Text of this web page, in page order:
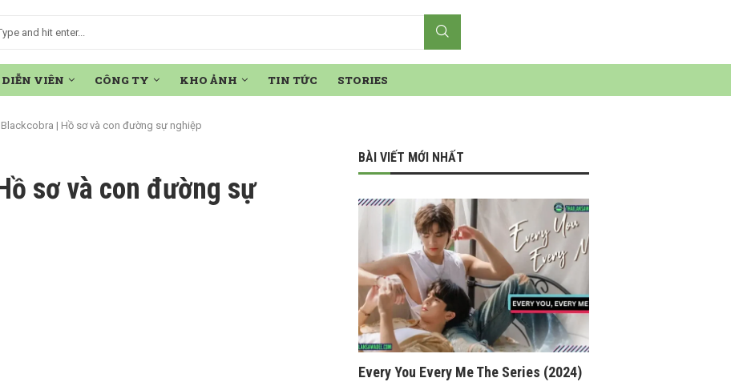
DIỄN VIÊN CÔNG TY KHO ẢNH TIN TỨC STORIES
| Hồ sơ và con đường sự nghiệp
sơ và con đường sự
BÀI VIẾT MỚI NHẤT
Every You Every Me The Series (2024)